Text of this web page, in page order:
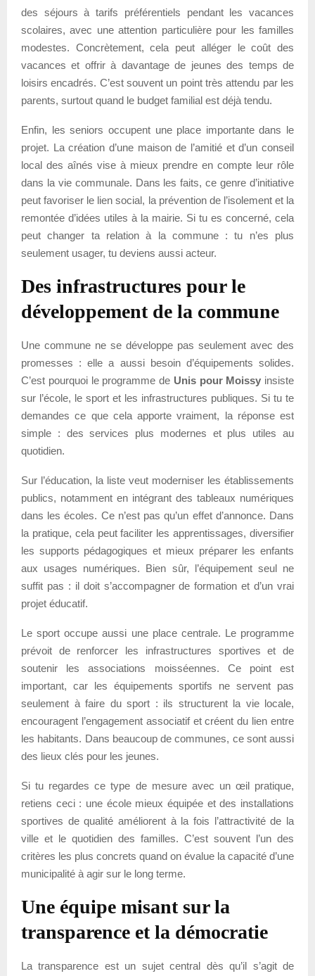
des séjours à tarifs préférentiels pendant les vacances
scolaires, avec une attention particulière pour les familles
modestes. Concrètement, cela peut alléger le coût des
vacances et offrir à davantage de jeunes des temps de
loisirs encadrés. C’est souvent un point très attendu par les
parents, surtout quand le budget familial est déjà tendu.
Enfin, les seniors occupent une place importante dans le
projet. La création d’une maison de l’amitié et d’un conseil
local des aînés vise à mieux prendre en compte leur rôle
dans la vie communale. Dans les faits, ce genre d’initiative
peut favoriser le lien social, la prévention de l’isolement et la
remontée d’idées utiles à la mairie. Si tu es concerné, cela
peut changer ta relation à la commune : tu n’es plus
seulement usager, tu deviens aussi acteur.
Des infrastructures pour le
développement de la commune
Une commune ne se développe pas seulement avec des
promesses : elle a aussi besoin d’équipements solides.
C’est pourquoi le programme de Unis pour Moissy insiste
sur l’école, le sport et les infrastructures publiques. Si tu te
demandes ce que cela apporte vraiment, la réponse est
simple : des services plus modernes et plus utiles au
quotidien.
Sur l’éducation, la liste veut moderniser les établissements
publics, notamment en intégrant des tableaux numériques
dans les écoles. Ce n’est pas qu’un effet d’annonce. Dans
la pratique, cela peut faciliter les apprentissages, diversifier
les supports pédagogiques et mieux préparer les enfants
aux usages numériques. Bien sûr, l’équipement seul ne
suffit pas : il doit s’accompagner de formation et d’un vrai
projet éducatif.
Le sport occupe aussi une place centrale. Le programme
prévoit de renforcer les infrastructures sportives et de
soutenir les associations moisséennes. Ce point est
important, car les équipements sportifs ne servent pas
seulement à faire du sport : ils structurent la vie locale,
encouragent l’engagement associatif et créent du lien entre
les habitants. Dans beaucoup de communes, ce sont aussi
des lieux clés pour les jeunes.
Si tu regardes ce type de mesure avec un œil pratique,
retiens ceci : une école mieux équipée et des installations
sportives de qualité améliorent à la fois l’attractivité de la
ville et le quotidien des familles. C’est souvent l’un des
critères les plus concrets quand on évalue la capacité d’une
municipalité à agir sur le long terme.
Une équipe misant sur la
transparence et la démocratie
La transparence est un sujet central dès qu’il s’agit de